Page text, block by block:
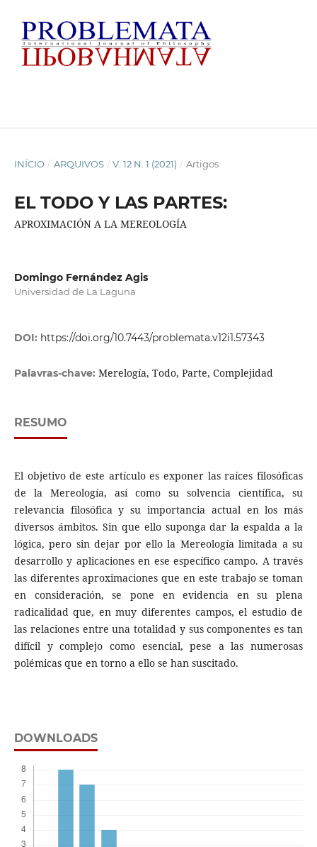
INÍCIO / ARQUIVOS / V. 12 N. 1 (2021) / Artigos
EL TODO Y LAS PARTES:
APROXIMACIÓN A LA MEREOLOGÍA
Domingo Fernández Agis
Universidad de La Laguna
DOI: https://doi.org/10.7443/problemata.v12i1.57343
Palavras-chave: Merelogía, Todo, Parte, Complejidad
RESUMO
El objetivo de este artículo es exponer las raíces filosóficas
de la Mereología, así como su solvencia científica, su
relevancia filosófica y su importancia actual en los más
diversos ámbitos. Sin que ello suponga dar la espalda a la
lógica, pero sin dejar por ello la Mereología limitada a su
desarrollo y aplicaciones en ese específico campo. A través
las diferentes aproximaciones que en este trabajo se toman
en consideración, se pone en evidencia en su plena
radicalidad que, en muy diferentes campos, el estudio de
las relaciones entre una totalidad y sus componentes es tan
difícil y complejo como esencial, pese a las numerosas
polémicas que en torno a ello se han suscitado.
DOWNLOADS